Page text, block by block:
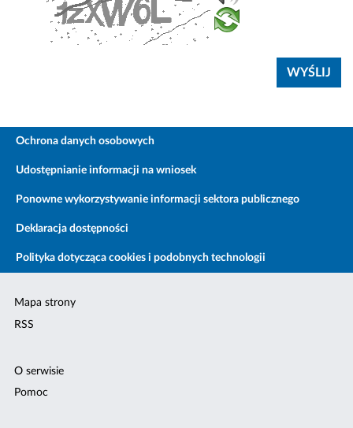
Ochrona danych osobowych
Udostępnianie informacji na wniosek
Ponowne wykorzystywanie informacji sektora publicznego
Deklaracja dostępności
Polityka dotycząca cookies i podobnych technologii
Mapa strony
RSS
O serwisie
Pomoc